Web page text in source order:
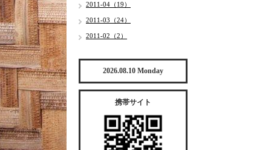
2011-04（19）
2011-03（24）
2011-02（2）
2026.08.10 Monday
携帯サイト